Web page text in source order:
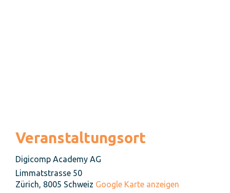
Veranstaltungsort
Digicomp Academy AG
Limmatstrasse 50
Zürich, 8005 Schweiz Google Karte anzeigen